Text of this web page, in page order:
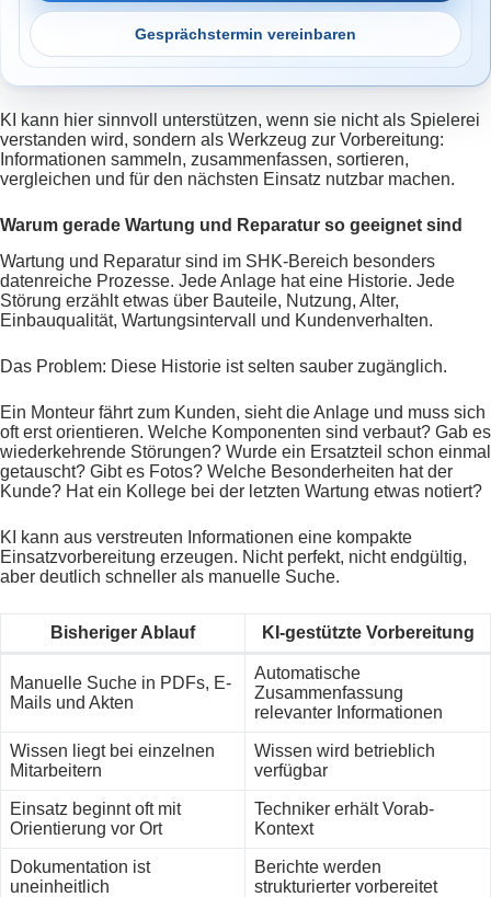
Gesprächstermin vereinbaren
KI kann hier sinnvoll unterstützen, wenn sie nicht als Spielerei
verstanden wird, sondern als Werkzeug zur Vorbereitung:
Informationen sammeln, zusammenfassen, sortieren,
vergleichen und für den nächsten Einsatz nutzbar machen.
Warum gerade Wartung und Reparatur so geeignet sind
Wartung und Reparatur sind im SHK-Bereich besonders
datenreiche Prozesse. Jede Anlage hat eine Historie. Jede
Störung erzählt etwas über Bauteile, Nutzung, Alter,
Einbauqualität, Wartungsintervall und Kundenverhalten.
Das Problem: Diese Historie ist selten sauber zugänglich.
Ein Monteur fährt zum Kunden, sieht die Anlage und muss sich
oft erst orientieren. Welche Komponenten sind verbaut? Gab es
wiederkehrende Störungen? Wurde ein Ersatzteil schon einmal
getauscht? Gibt es Fotos? Welche Besonderheiten hat der
Kunde? Hat ein Kollege bei der letzten Wartung etwas notiert?
KI kann aus verstreuten Informationen eine kompakte
Einsatzvorbereitung erzeugen. Nicht perfekt, nicht endgültig,
aber deutlich schneller als manuelle Suche.
Bisheriger Ablauf KI-gestützte Vorbereitung
Manuelle Suche in PDFs, E-
Mails und Akten
Automatische
Zusammenfassung
relevanter Informationen
Wissen liegt bei einzelnen
Mitarbeitern
Wissen wird betrieblich
verfügbar
Einsatz beginnt oft mit
Orientierung vor Ort
Techniker erhält Vorab-
Kontext
Dokumentation ist
uneinheitlich
Berichte werden
strukturierter vorbereitet